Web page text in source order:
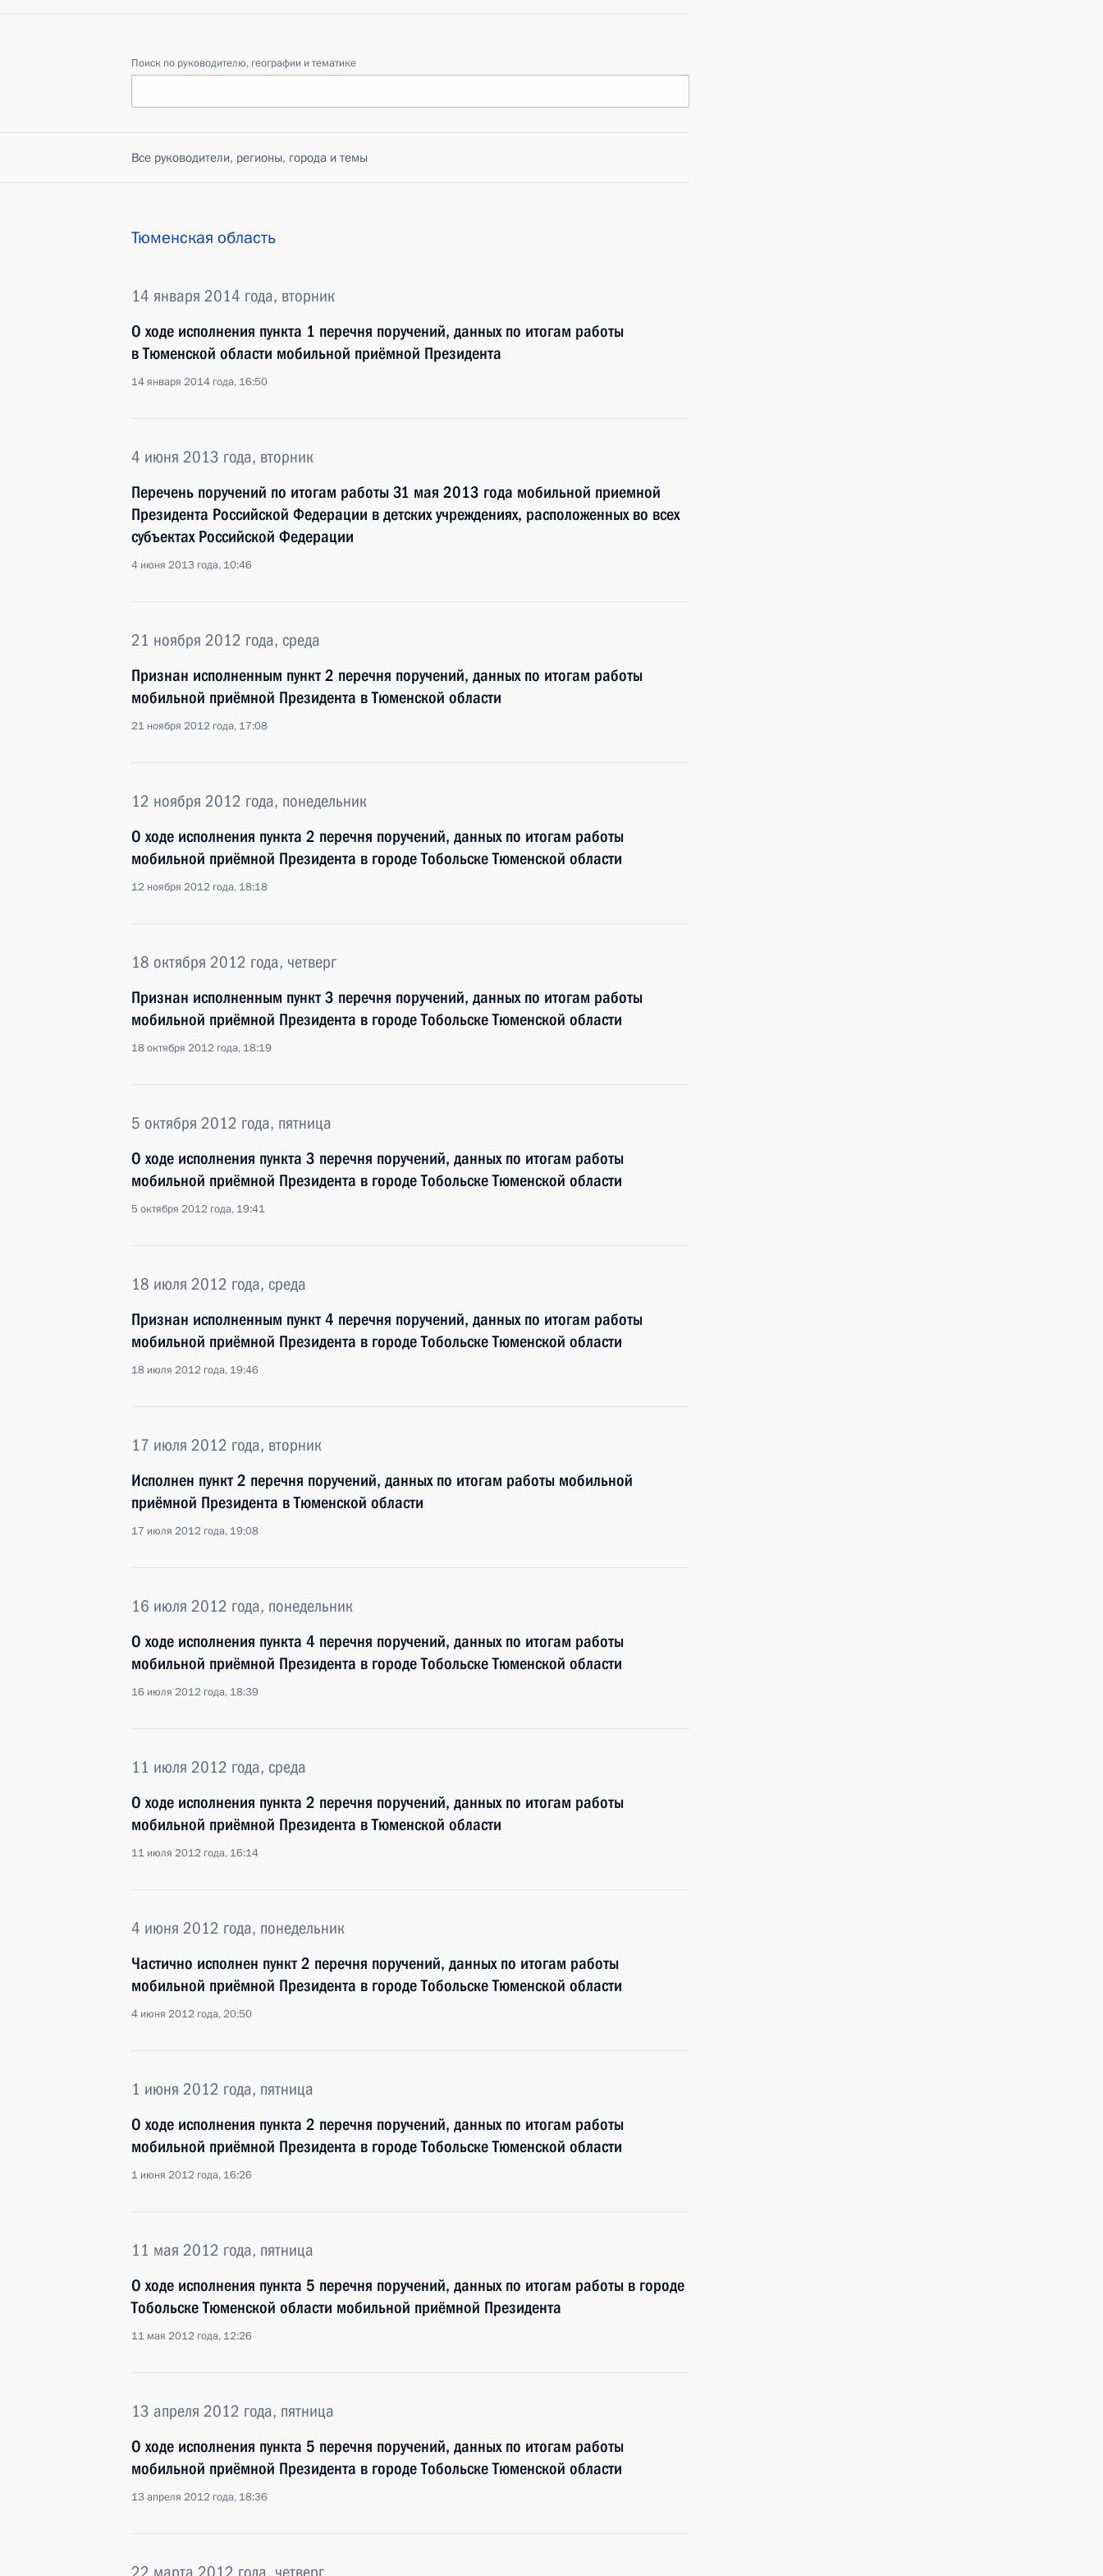
Поиск по руководителю, географии и тематике
Все руководители, регионы, города и темы
Тюменская область
14 января 2014 года, вторник
О ходе исполнения пункта 1 перечня поручений, данных по итогам работы
в Тюменской области мобильной приёмной Президента
14 января 2014 года, 16:50
4 июня 2013 года, вторник
Перечень поручений по итогам работы 31 мая 2013 года мобильной приемной
Президента Российской Федерации в детских учреждениях, расположенных во всех
субъектах Российской Федерации
4 июня 2013 года, 10:46
21 ноября 2012 года, среда
Признан исполненным пункт 2 перечня поручений, данных по итогам работы
мобильной приёмной Президента в Тюменской области
21 ноября 2012 года, 17:08
12 ноября 2012 года, понедельник
О ходе исполнения пункта 2 перечня поручений, данных по итогам работы
мобильной приёмной Президента в городе Тобольске Тюменской области
12 ноября 2012 года, 18:18
18 октября 2012 года, четверг
Признан исполненным пункт 3 перечня поручений, данных по итогам работы
мобильной приёмной Президента в городе Тобольске Тюменской области
18 октября 2012 года, 18:19
5 октября 2012 года, пятница
О ходе исполнения пункта 3 перечня поручений, данных по итогам работы
мобильной приёмной Президента в городе Тобольске Тюменской области
5 октября 2012 года, 19:41
18 июля 2012 года, среда
Признан исполненным пункт 4 перечня поручений, данных по итогам работы
мобильной приёмной Президента в городе Тобольске Тюменской области
18 июля 2012 года, 19:46
17 июля 2012 года, вторник
Исполнен пункт 2 перечня поручений, данных по итогам работы мобильной
приёмной Президента в Тюменской области
17 июля 2012 года, 19:08
16 июля 2012 года, понедельник
О ходе исполнения пункта 4 перечня поручений, данных по итогам работы
мобильной приёмной Президента в городе Тобольске Тюменской области
16 июля 2012 года, 18:39
11 июля 2012 года, среда
О ходе исполнения пункта 2 перечня поручений, данных по итогам работы
мобильной приёмной Президента в Тюменской области
11 июля 2012 года, 16:14
4 июня 2012 года, понедельник
Частично исполнен пункт 2 перечня поручений, данных по итогам работы
мобильной приёмной Президента в городе Тобольске Тюменской области
4 июня 2012 года, 20:50
1 июня 2012 года, пятница
О ходе исполнения пункта 2 перечня поручений, данных по итогам работы
мобильной приёмной Президента в городе Тобольске Тюменской области
1 июня 2012 года, 16:26
11 мая 2012 года, пятница
О ходе исполнения пункта 5 перечня поручений, данных по итогам работы в городе
Тобольске Тюменской области мобильной приёмной Президента
11 мая 2012 года, 12:26
13 апреля 2012 года, пятница
О ходе исполнения пункта 5 перечня поручений, данных по итогам работы
мобильной приёмной Президента в городе Тобольске Тюменской области
13 апреля 2012 года, 18:36
22 марта 2012 года, четверг